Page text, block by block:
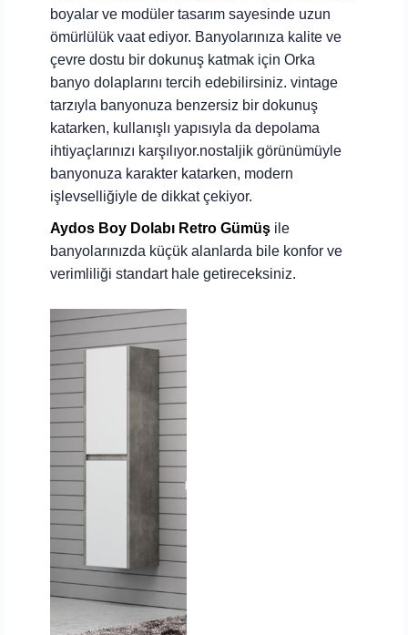
boyalar ve modüler tasarım sayesinde uzun
ömürlülük vaat ediyor. Banyolarınıza kalite ve
çevre dostu bir dokunuş katmak için Orka
banyo dolaplarını tercih edebilirsiniz. vintage
tarzıyla banyonuza benzersiz bir dokunuş
katarken, kullanışlı yapısıyla da depolama
ihtiyaçlarınızı karşılıyor.nostaljik görünümüyle
banyonuza karakter katarken, modern
işlevselliğiyle de dikkat çekiyor.
Aydos Boy Dolabı Retro Gümüş ile
banyolarınızda küçük alanlarda bile konfor ve
verimliliği standart hale getireceksiniz.